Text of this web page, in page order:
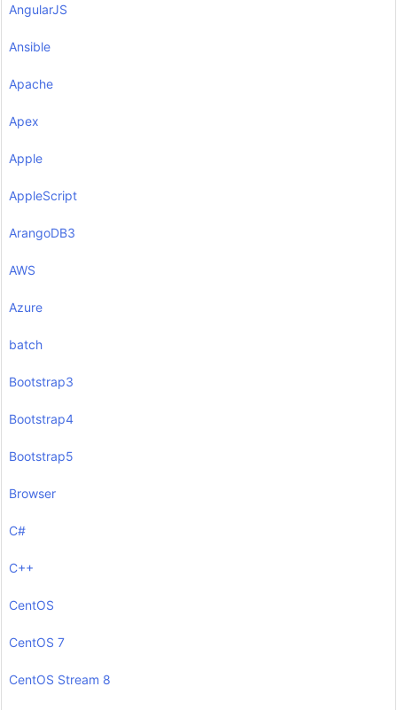
AngularJS
Ansible
Apache
Apex
Apple
AppleScript
ArangoDB3
AWS
Azure
batch
Bootstrap3
Bootstrap4
Bootstrap5
Browser
C#
C++
CentOS
CentOS 7
CentOS Stream 8